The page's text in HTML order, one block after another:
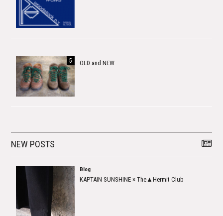
OLD and NEW
NEW POSTS
Blog
KAPTAIN SUNSHINE × The▲Hermit Club